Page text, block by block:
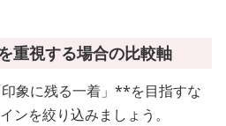
重視する場合の比較軸
象に残る一着」**を目指すな
ンを絞り込みましょう。